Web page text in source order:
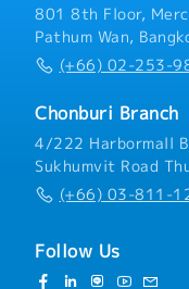
801 8th Floor,
Pathum Wan,
(+66) 02-253-
Chonburi Branch
4/222 Harbormall
Sukhumvit Road
(+66) 03-811-
Follow Us